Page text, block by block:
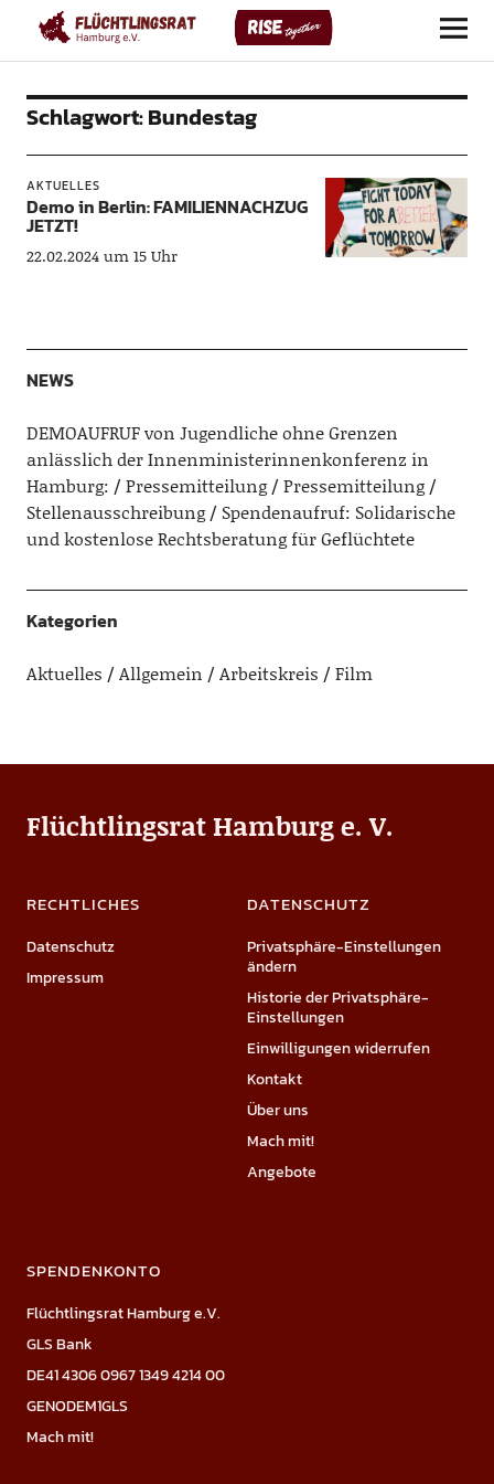
Flüchtlingsrat Hamburg e. V.
Schlagwort:Bundestag
AKTUELLES
Demo in Berlin: FAMILIENNACHZUG
JETZT!
22.02.2024 um 15 Uhr
NEWS
DEMOAUFRUF von Jugendliche ohne Grenzen
anlässlich der Innenministerinnenkonferenz in
Hamburg:
Pressemitteilung
Pressemitteilung
Stellenausschreibung
Spendenaufruf: Solidarische
und kostenlose Rechtsberatung für Geflüchtete
Kategorien
Aktuelles Allgemein Arbeitskreis Film
Flüchtlingsrat Hamburg e. V.
RECHTLICHES
Datenschutz
Impressum
DATENSCHUTZ
Privatsphäre-Einstellungen
ändern
Historie der Privatsphäre-
Einstellungen
Einwilligungen widerrufen
Kontakt
Über uns
Mach mit!
Angebote
SPENDENKONTO
Flüchtlingsrat Hamburg e.V.
GLS Bank
DE41 4306 0967 1349 4214 00
GENODEM1GLS
Mach mit!